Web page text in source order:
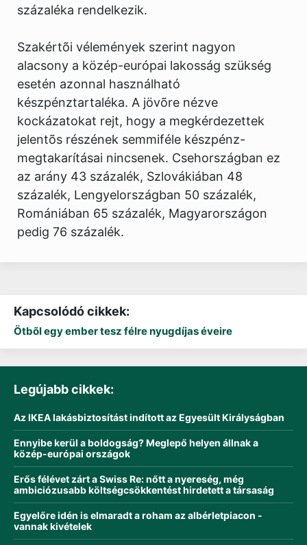
százaléka rendelkezik.
Szakértõi vélemények szerint nagyon
alacsony a közép-európai lakosság szükség
esetén azonnal használható
készpénztartaléka. A jövõre nézve
kockázatokat rejt, hogy a megkérdezettek
jelentõs részének semmiféle készpénz-
megtakarításai nincsenek. Csehországban ez
az arány 43 százalék, Szlovákiában 48
százalék, Lengyelországban 50 százalék,
Romániában 65 százalék, Magyarországon
pedig 76 százalék.
Kapcsolódó cikkek:
Ötbõl egy ember tesz félre nyugdíjas éveire
Legújabb cikkek:
Az IKEA lakásbiztosítást indított az Egyesült Királyságban
Ennyibe kerül a boldogság? Meglepő helyen állnak a
közép-európai országok
Erős félévet zárt a Swiss Re: nőtt a nyereség, még
ambiciózusabb költségcsökkentést hirdetett a társaság
Egyelőre idén is elmaradt a roham az albérletpiacon -
vannak kivételek